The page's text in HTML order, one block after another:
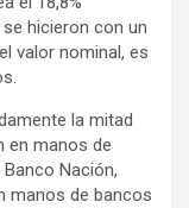
hicieron con un
valor nominal, es
la mitad
en manos de
Nación,
manos de bancos